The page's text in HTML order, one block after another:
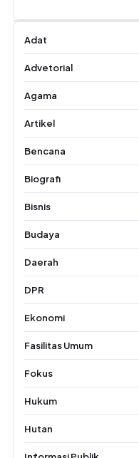
Adat
Advetorial
Agama
Artikel
Bencana
Biografi
Bisnis
Budaya
Daerah
DPR
Ekonomi
Fasilitas Umum
Fokus
Hukum
Hutan